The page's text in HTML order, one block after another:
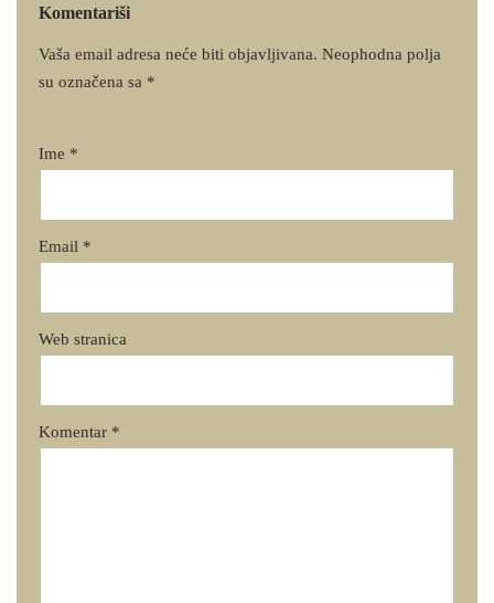
Komentariši
Vaša email adresa neće biti objavljivana. Neophodna polja
su označena sa *
Ime *
Email *
Web stranica
Komentar *